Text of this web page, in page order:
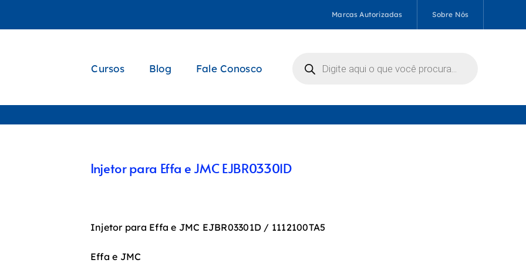
Marcas Autorizadas Sobre Nós
Cursos Blog Fale Conosco
produtos
Injetor para Effa e JMC EJBR03301D
Injetor para Effa e JMC EJBR03301D / 1112100TA5
Effa e JMC